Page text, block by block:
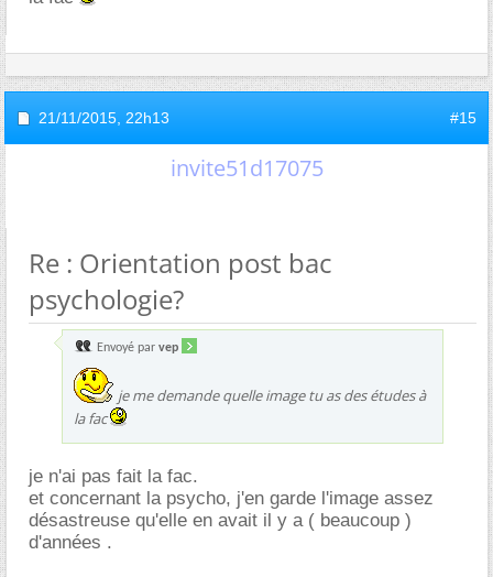
21/11/2015, 22h13 #15
invite51d17075
Re : Orientation post bac
psychologie?
Envoyé par vep
je me demande quelle image tu as des études à
la fac
je n'ai pas fait la fac.
et concernant la psycho, j'en garde l'image assez
désastreuse qu'elle en avait il y a ( beaucoup )
d'années .